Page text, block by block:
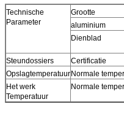
Technische
Parameter
Grootte
aluminium
Dienblad
Steundossiers
Certificatie
OpslagtemperatuurNormale
Het werk
Temperatuur
Normale